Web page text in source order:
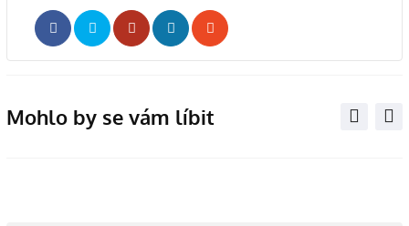
WhatsappShare
Print
Mohlo by se vám líbit